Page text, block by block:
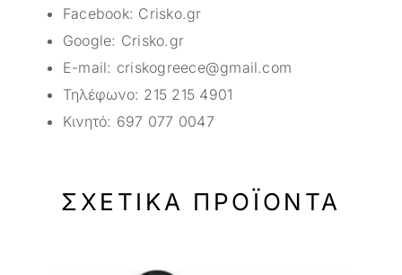
Facebook: Crisko.gr
Google: Crisko.gr
E-mail: criskogreece@gmail.com
Τηλέφωνο: 215 215 4901
Κινητό: 697 077 0047
ΣΧΕΤΙΚΆ ΠΡΟΪΌΝΤΑ